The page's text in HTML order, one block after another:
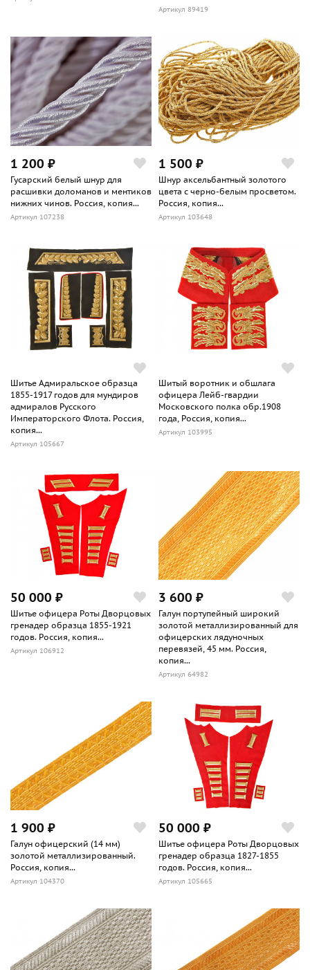
Артикул 89419
1 200 ₽
Гусарский белый шнур для
расшивки доломанов и ментиков
нижних чинов. Россия, копия...
Артикул 107238
1 500 ₽
Шнур аксельбантный золотого
цвета с черно-белым просветом.
Россия, копия...
Артикул 103648
Шитье Адмиральское образца
1855-1917 годов для мундиров
адмиралов Русского
Императорского Флота. Россия,
копия...
Артикул 105667
Шитый воротник и обшлага
офицера Лейб-гвардии
Московского полка обр.1908
года, Россия, копия...
Артикул 103995
50 000 ₽
Шитье офицера Роты Дворцовых
гренадер образца 1855-1921
годов. Россия, копия...
Артикул 106912
3 600 ₽
Галун портупейный широкий
золотой металлизированный для
офицерских лядуночных
перевязей, 45 мм. Россия,
копия...
Артикул 64982
1 900 ₽
Галун офицерский (14 мм)
золотой металлизированный.
Россия, копия...
Артикул 104370
50 000 ₽
Шитье офицера Роты Дворцовых
гренадер образца 1827-1855
годов. Россия, копия...
Артикул 105665